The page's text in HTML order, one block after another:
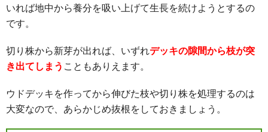
いれば地中から養分を吸い上げて生長を続けようとするの
です。
切り株から新芽が出れば、いずれデッキの隙間から枝が突
き出てしまう こともありえます。
ウドデッキを作ってから伸びた枝や切り株を処理するのは
大変なので、あらかじめ抜根をしておきましょう。